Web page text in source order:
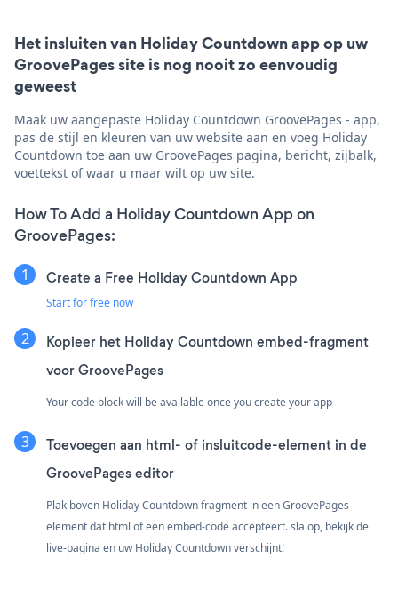
Het insluiten van Holiday Countdown app op uw
GroovePages site is nog nooit zo eenvoudig
geweest
Maak uw aangepaste Holiday Countdown GroovePages - app,
pas de stijl en kleuren van uw website aan en voeg Holiday
Countdown toe aan uw GroovePages pagina, bericht, zijbalk,
voettekst of waar u maar wilt op uw site.
How To Add a Holiday Countdown App on
GroovePages:
Create a Free Holiday Countdown App
Start for free now
Kopieer het Holiday Countdown embed-fragment
voor GroovePages
Your code block will be available once you create your app
Toevoegen aan html- of insluitcode-element in de
GroovePages editor
Plak boven Holiday Countdown fragment in een GroovePages
element dat html of een embed-code accepteert. sla op, bekijk de
live-pagina en uw Holiday Countdown verschijnt!